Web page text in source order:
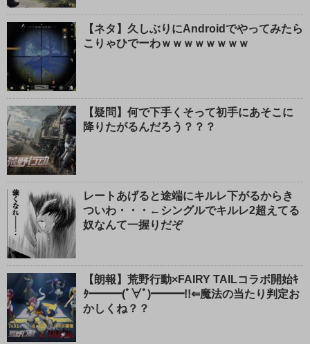
【ネタ】久しぶりにAndroidでやってみたら
こりゃひでーわｗｗｗｗｗｗｗｗ
【疑問】何で下手くそって初手にあそこに
降りたがるんだろう？？？
レートあげると途端にキルレ下がるからき
ついわ・・・←シングルでキルレ2超えてる
奴なんて一握りだぞ
【朗報】荒野行動×FAIRY TAILコラボ開始ｷ
ﾀ━━━(ﾟ∀ﾟ)━━━!!⇐魔法の当たり判定お
かしくね？？